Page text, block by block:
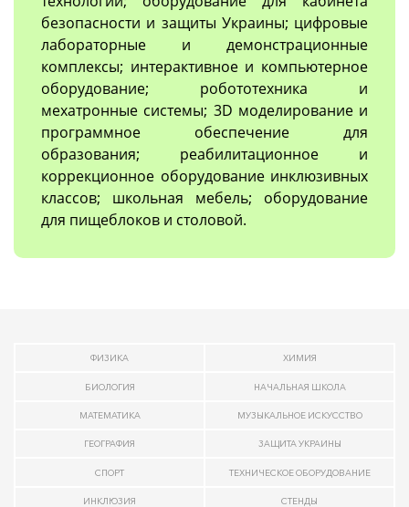
безопасности и защиты Украины; цифровые
лабораторные и демонстрационные
комплексы; интерактивное и компьютерное
оборудование; робототехника и
мехатронные системы; 3D моделирование и
программное обеспечение для
образования; реабилитационное и
коррекционное оборудование инклюзивных
классов; школьная мебель; оборудование
для пищеблоков и столовой.
ФИЗИКА ХИМИЯ
БИОЛОГИЯ НАЧАЛЬНАЯ ШКОЛА
МАТЕМАТИКА МУЗЫКАЛЬНОЕ ИСКУССТВО
ГЕОГРАФИЯ ЗАЩИТА УКРАИНЫ
СПОРТ ТЕХНИЧЕСКОЕ ОБОРУДОВАНИЕ
ИНКЛЮЗИЯ СТЕНДЫ